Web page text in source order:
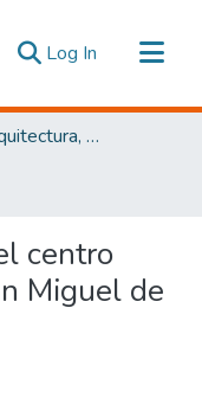
Log In (current)
Facultad de Arquitectura, Artes y Diseño
centro
Miguel de